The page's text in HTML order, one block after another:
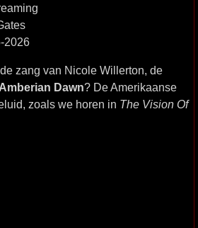
2026
zang van Nicole Willerton, de
Amberian Dawn? De Amerikaanse
zoals we horen in The Vision Of